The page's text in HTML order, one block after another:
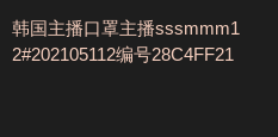
韩国主播口罩主播sssmmm1
2#202105112编号28C4FF21